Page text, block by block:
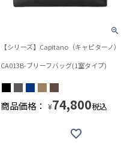
【シリーズ】Capitano（キャピターノ）
CA013B-ブリーフバッグ(1室タイプ)
商品価格： ¥74,800税込